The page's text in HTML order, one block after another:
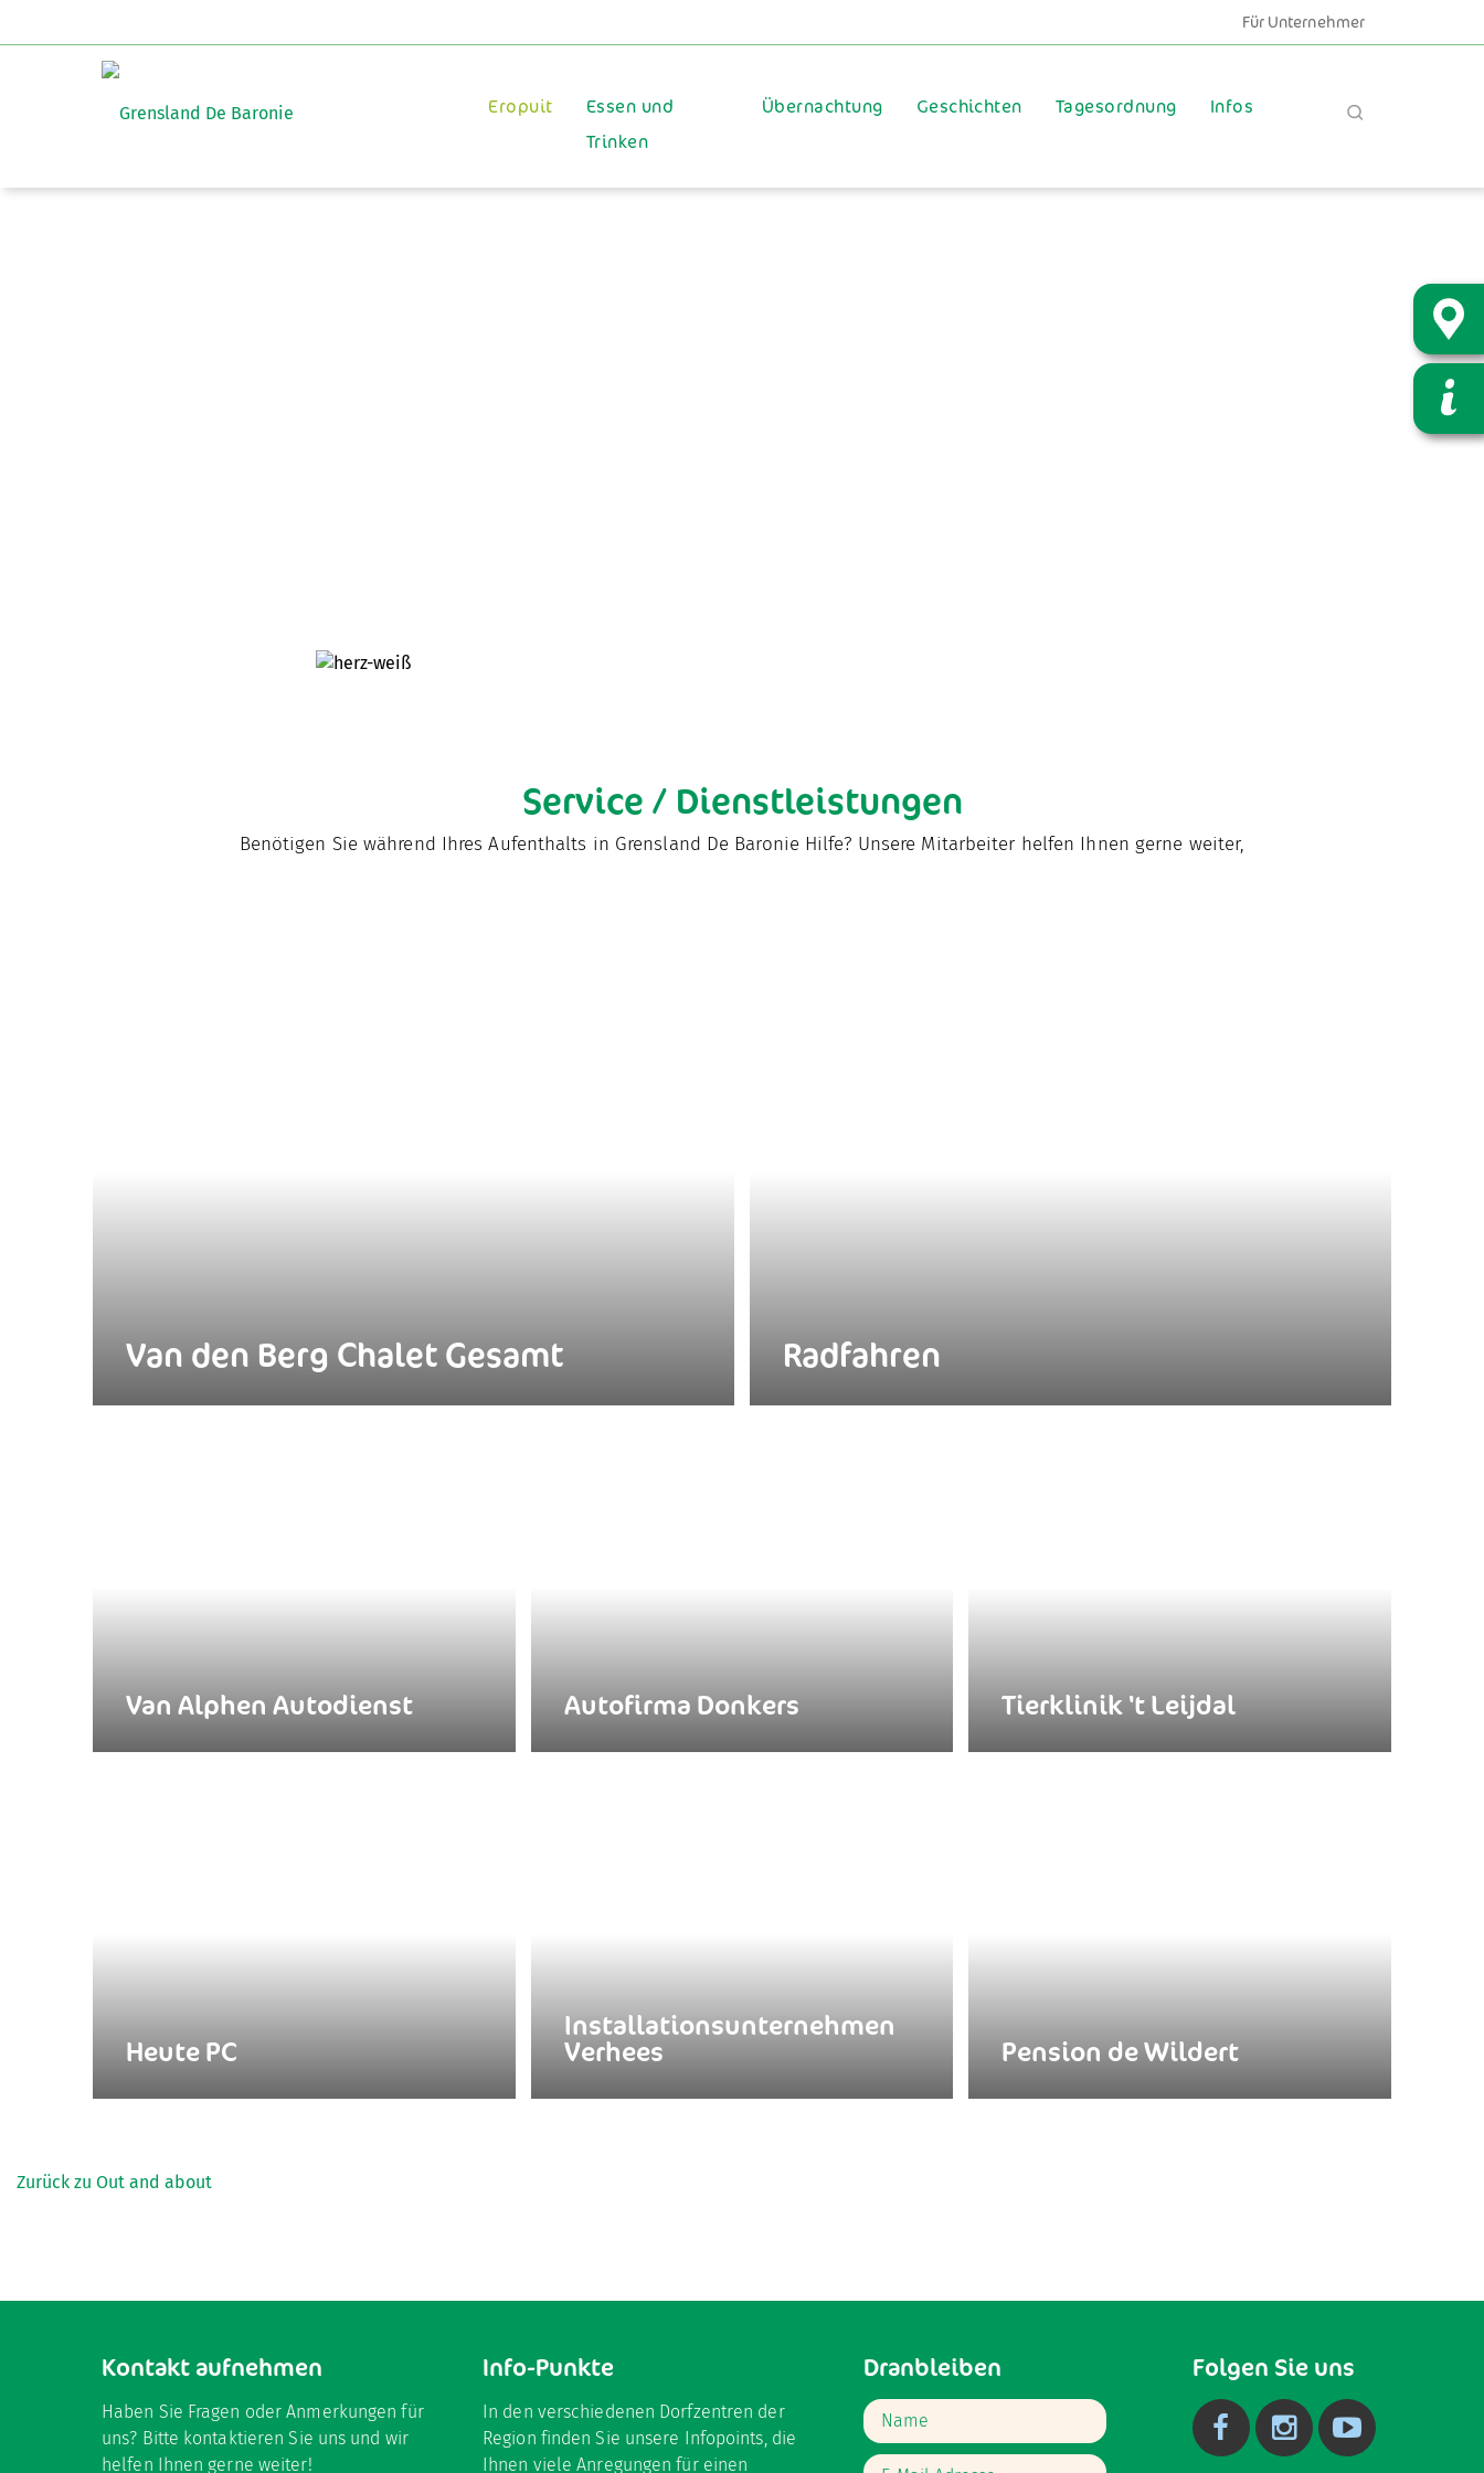
Für Unternehmer
Eropuit
Essen und
Trinken
Übernachtung Geschichten Tagesordnung Infos
Service / Dienstleistungen
Benötigen Sie während Ihres Aufenthalts in Grensland De Baronie Hilfe? Unsere Mitarbeiter helfen Ihnen gerne weiter,
Van den Berg Chalet Gesamt Radfahren
Van Alphen Autodienst Autofirma Donkers Tierklinik 't Leijdal
Heute PC
Installationsunternehmen
Verhees Pension de Wildert
Zurück zu Out and about
Kontakt aufnehmen
Haben Sie Fragen oder Anmerkungen für
uns? Bitte kontaktieren Sie uns und wir
helfen Ihnen gerne weiter!
Info-Punkte
In den verschiedenen Dorfzentren der
Region finden Sie unsere Infopoints, die
Ihnen viele Anregungen für einen
Dranbleiben Folgen Sie uns